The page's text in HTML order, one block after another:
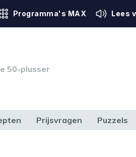
Programma's MAX Lees
50-plusser
Prijsvragen Puzzels